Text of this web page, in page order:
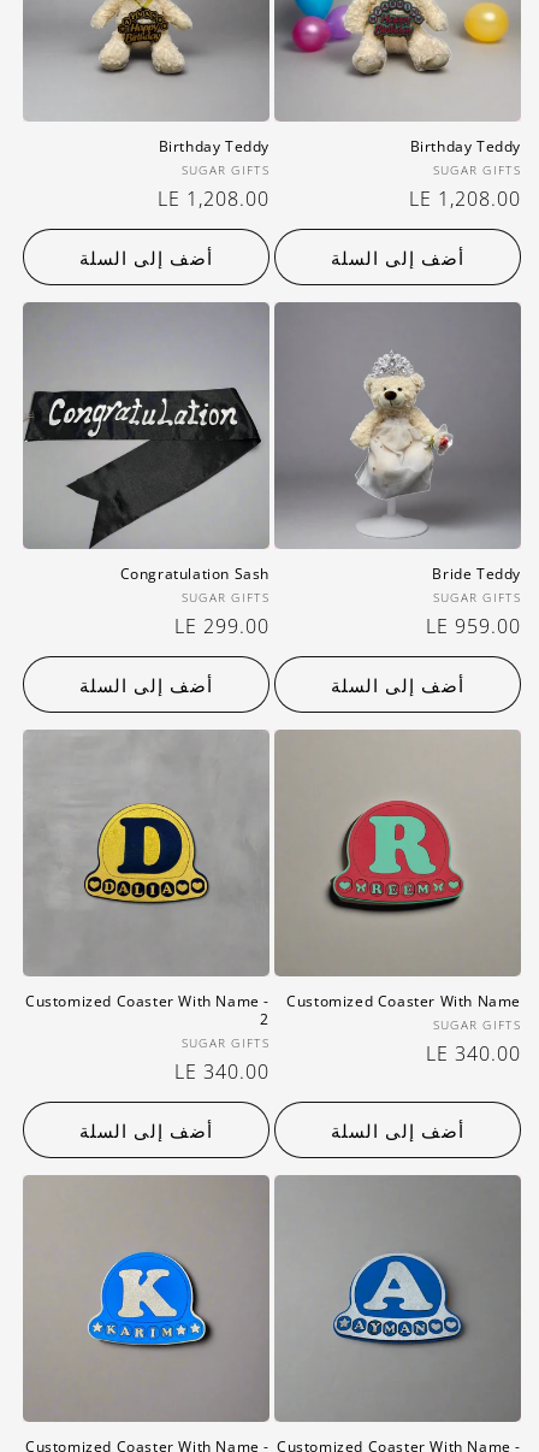
Birthday Teddy
بائع:
SUGAR GIFTS
سعر
عادي
LE 1,208.00
أضف إلى السلة
Birthday Teddy
بائع:
SUGAR GIFTS
سعر
عادي
LE 1,208.00
أضف إلى السلة
Bride Teddy
بائع:
SUGAR GIFTS
سعر
عادي
LE 959.00
أضف إلى السلة
Congratulation Sash
بائع:
SUGAR GIFTS
سعر
عادي
LE 299.00
أضف إلى السلة
Customized Coaster With Name
بائع:
SUGAR GIFTS
سعر
LE 340.00
أضف إلى السلة
Customized Coaster With Name -
2
بائع:
SUGAR GIFTS
سعر
عادي
LE 340.00
أضف إلى السلة
Customized Coaster With Name -
Customized Coaster With Name -